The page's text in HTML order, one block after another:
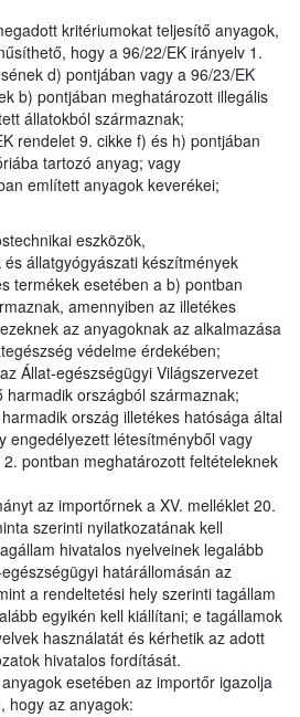
kritériumokat teljesítő anyagok,
hogy a 96/22/EK irányelv 1.
d) pontjában vagy a 96/23/EK
b) pontjában meghatározott illegális
állatokból származnak;
rendelet 9. cikke f) és h) pontjában
tartozó anyag; vagy
említett anyagok keverékei;
eszközök,
állatgyógyászati készítmények
termékek esetében a b) pontban
amennyiben az illetékes
az anyagoknak az alkalmazása
védelme érdekében;
Állat-egészségügyi Világszervezet
harmadik országból származnak;
ország illetékes hatósága által
engedélyezett létesítményből vagy
pontban meghatározott feltételeknek
az importőrnek a XV. melléklet 20.
szerinti nyilatkozatának kell
hivatalos nyelveinek legalább
határállomásán az
a rendeltetési hely szerinti tagállam
egyikén kell kiállítani; e tagállamok
használatát és kérhetik az adott
hivatalos fordítását.
esetében az importőr igazolja
hogy az anyagok: